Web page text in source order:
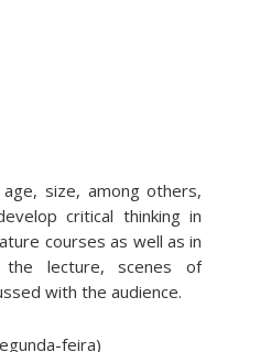
size, among others,
critical thinking in
courses as well as in
lecture, scenes of
with the audience.
feira)